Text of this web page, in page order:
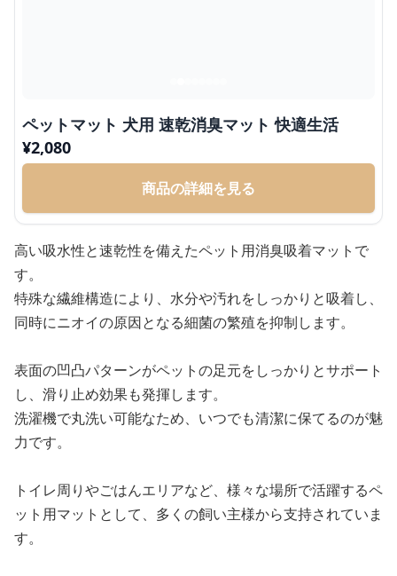
ペットマット 犬用 速乾消臭マット 快適生活
¥2,080
商品の詳細を見る
高い吸水性と速乾性を備えたペット用消臭吸着マットで
す。
特殊な繊維構造により、水分や汚れをしっかりと吸着し、
同時にニオイの原因となる細菌の繁殖を抑制します。
表面の凹凸パターンがペットの足元をしっかりとサポート
し、滑り止め効果も発揮します。
洗濯機で丸洗い可能なため、いつでも清潔に保てるのが魅
力です。
トイレ周りやごはんエリアなど、様々な場所で活躍するペ
ット用マットとして、多くの飼い主様から支持されていま
す。